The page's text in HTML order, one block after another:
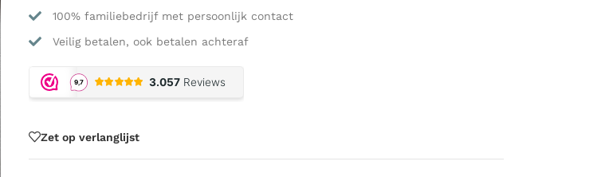
100% familiebedrijf met persoonlijk contact
Veilig betalen, ook betalen achteraf
Zet op verlanglijst